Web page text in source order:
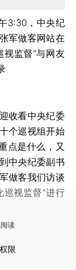
3:30，中央纪
军做客网站在
视监督”与网友
收看中央纪委
个巡视组开始
点是什么，又
中央纪委副书
做客我们访谈
巡视监督"进行
读
限